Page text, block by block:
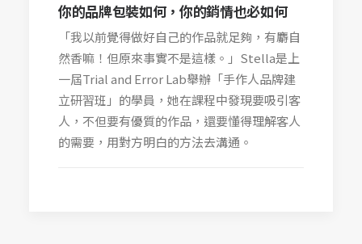
你的品牌包裝如何，你的銷情也必如何
「我以前覺得做好自己的作品就足夠，有麝自
然香嘛！但原來事實不是這樣。」Stella是上
一屆Trial and Error Lab舉辦「手作人品牌建
立研習班」的學員，她在課程中發現要吸引客
人，不但要有優質的作品，還要懂得理解客人
的需要，用對方明白的方法去溝通。